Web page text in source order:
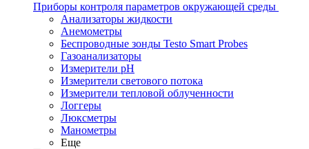
Приборы контроля параметров окружающей среды
Анализаторы жидкости
Анемометры
Беспроводные зонды Testo Smart Probes
Газоанализаторы
Измерители pH
Измерители светового потока
Измерители тепловой облученности
Логгеры
Люксметры
Манометры
Еще